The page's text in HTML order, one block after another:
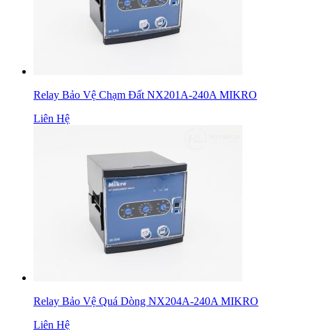
Relay Bảo Vệ Chạm Đất NX201A-240A MIKRO
Liên Hệ
Relay Bảo Vệ Quá Dòng NX204A-240A MIKRO
Liên Hệ